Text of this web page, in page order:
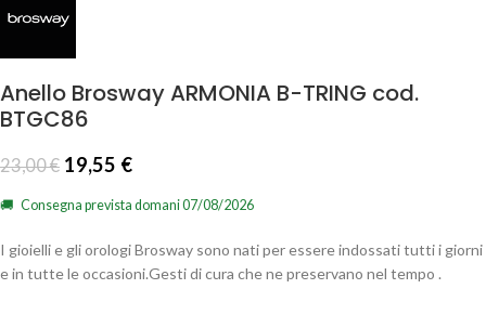
Anello Brosway ARMONIA B-TRING cod.
BTGC86
23,00€ 19,55 €
🚚 Consegna prevista domani 07/08/2026
I gioielli e gli orologi Brosway sono nati per essere indossati tutti i giorni
e in tutte le occasioni.Gesti di cura che ne preservano nel tempo .